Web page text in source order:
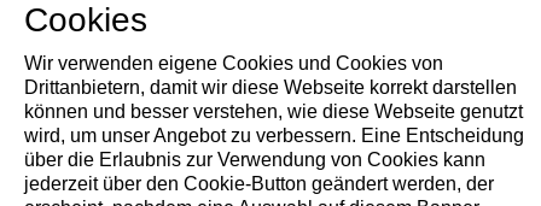
Cookies
Wir verwenden eigene Cookies und Cookies von
Drittanbietern, damit wir diese Webseite korrekt darstellen
können und besser verstehen, wie diese Webseite genutzt
wird, um unser Angebot zu verbessern. Eine Entscheidung
über die Erlaubnis zur Verwendung von Cookies kann
jederzeit über den Cookie-Button geändert werden, der